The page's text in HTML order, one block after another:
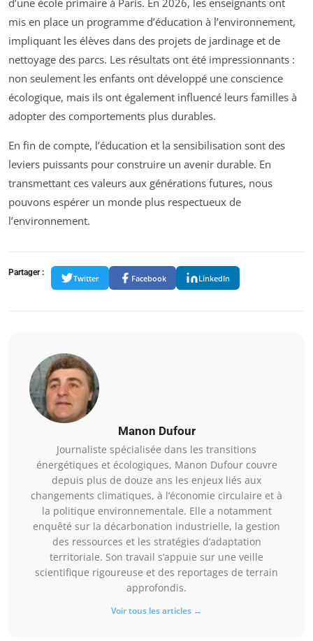
d’une école primaire à Paris. En 2026, les enseignants ont
mis en place un programme d’éducation à l’environnement,
impliquant les élèves dans des projets de jardinage et de
nettoyage des parcs. Les résultats ont été impressionnants :
non seulement les enfants ont développé une conscience
écologique, mais ils ont également influencé leurs familles à
adopter des comportements plus durables.
En fin de compte, l’éducation et la sensibilisation sont des
leviers puissants pour construire un avenir durable. En
transmettant ces valeurs aux générations futures, nous
pouvons espérer un monde plus respectueux de
l’environnement.
Partager :
Twitter Facebook LinkedIn
Manon Dufour
Journaliste spécialisée dans les transitions
énergétiques et écologiques, Manon Dufour couvre
depuis plus de douze ans les enjeux liés aux
changements climatiques, à l’économie circulaire et à
la politique environnementale. Elle a notamment
enquêté sur la décarbonation industrielle, la gestion
des ressources et les stratégies d’adaptation
territoriale. Son travail s’appuie sur une veille
scientifique rigoureuse et des reportages de terrain
approfondis.
Voir tous les articles →